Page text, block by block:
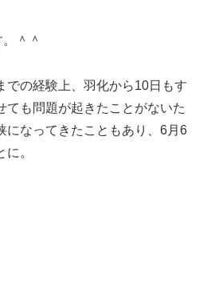
＾＾
での経験上、羽化から10日もす
ても問題が起きたことがないた
になってきたこともあり、6月6
。